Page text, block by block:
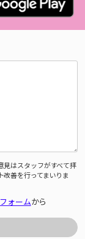
見はスタッフがすべて拝
善を行ってまいりま
ォームから